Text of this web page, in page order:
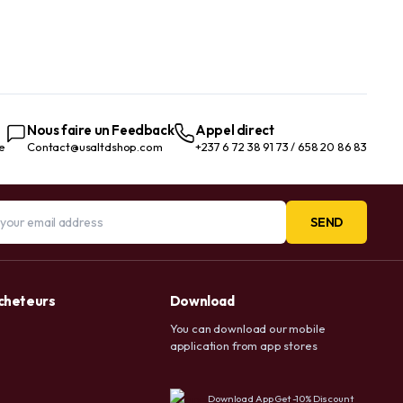
Nous faire un Feedback
Contact@usaltdshop.com
Appel direct
+237 6 72 38 91 73 / 658 20 86 83
SEND
Download
You can download our mobile
application from app stores
Download App Get -10% Discount